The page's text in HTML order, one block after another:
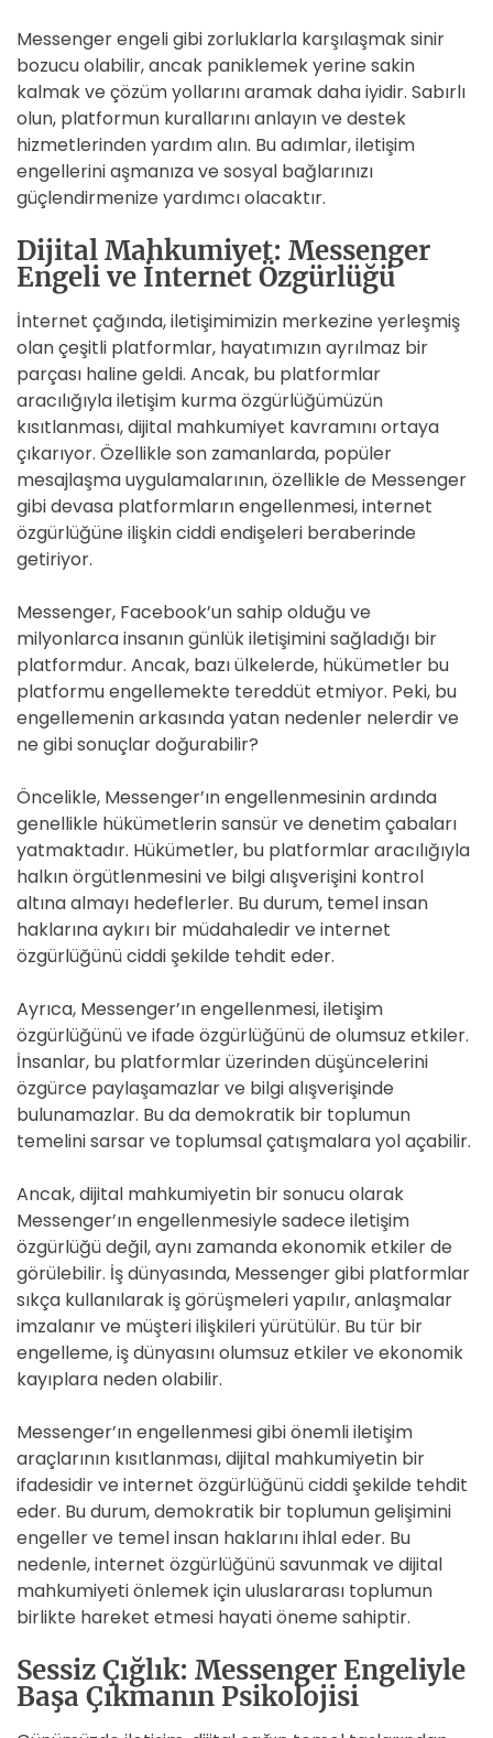
Messenger engeli gibi zorluklarla karşılaşmak sinir
bozucu olabilir, ancak paniklemek yerine sakin
kalmak ve çözüm yollarını aramak daha iyidir. Sabırlı
olun, platformun kurallarını anlayın ve destek
hizmetlerinden yardım alın. Bu adımlar, iletişim
engellerini aşmanıza ve sosyal bağlarınızı
güçlendirmenize yardımcı olacaktır.
Dijital Mahkumiyet: Messenger
Engeli ve İnternet Özgürlüğü
İnternet çağında, iletişimimizin merkezine yerleşmiş
olan çeşitli platformlar, hayatımızın ayrılmaz bir
parçası haline geldi. Ancak, bu platformlar
aracılığıyla iletişim kurma özgürlüğümüzün
kısıtlanması, dijital mahkumiyet kavramını ortaya
çıkarıyor. Özellikle son zamanlarda, popüler
mesajlaşma uygulamalarının, özellikle de Messenger
gibi devasa platformların engellenmesi, internet
özgürlüğüne ilişkin ciddi endişeleri beraberinde
getiriyor.
Messenger, Facebook’un sahip olduğu ve
milyonlarca insanın günlük iletişimini sağladığı bir
platformdur. Ancak, bazı ülkelerde, hükümetler bu
platformu engellemekte tereddüt etmiyor. Peki, bu
engellemenin arkasında yatan nedenler nelerdir ve
ne gibi sonuçlar doğurabilir?
Öncelikle, Messenger’ın engellenmesinin ardında
genellikle hükümetlerin sansür ve denetim çabaları
yatmaktadır. Hükümetler, bu platformlar aracılığıyla
halkın örgütlenmesini ve bilgi alışverişini kontrol
altına almayı hedeflerler. Bu durum, temel insan
haklarına aykırı bir müdahaledir ve internet
özgürlüğünü ciddi şekilde tehdit eder.
Ayrıca, Messenger’ın engellenmesi, iletişim
özgürlüğünü ve ifade özgürlüğünü de olumsuz etkiler.
İnsanlar, bu platformlar üzerinden düşüncelerini
özgürce paylaşamazlar ve bilgi alışverişinde
bulunamazlar. Bu da demokratik bir toplumun
temelini sarsar ve toplumsal çatışmalara yol açabilir.
Ancak, dijital mahkumiyetin bir sonucu olarak
Messenger’ın engellenmesiyle sadece iletişim
özgürlüğü değil, aynı zamanda ekonomik etkiler de
görülebilir. İş dünyasında, Messenger gibi platformlar
sıkça kullanılarak iş görüşmeleri yapılır, anlaşmalar
imzalanır ve müşteri ilişkileri yürütülür. Bu tür bir
engelleme, iş dünyasını olumsuz etkiler ve ekonomik
kayıplara neden olabilir.
Messenger’ın engellenmesi gibi önemli iletişim
araçlarının kısıtlanması, dijital mahkumiyetin bir
ifadesidir ve internet özgürlüğünü ciddi şekilde tehdit
eder. Bu durum, demokratik bir toplumun gelişimini
engeller ve temel insan haklarını ihlal eder. Bu
nedenle, internet özgürlüğünü savunmak ve dijital
mahkumiyeti önlemek için uluslararası toplumun
birlikte hareket etmesi hayati öneme sahiptir.
Sessiz Çığlık: Messenger Engeliyle
Başa Çıkmanın Psikolojisi